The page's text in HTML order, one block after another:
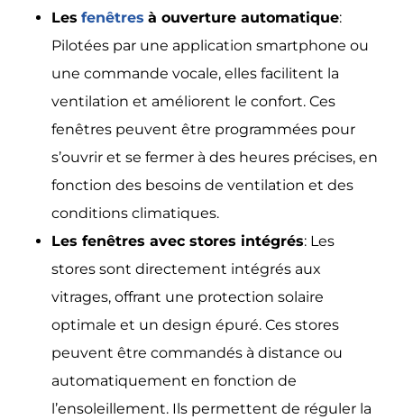
Les fenêtres à ouverture automatique:
Pilotées par une application smartphone ou
une commande vocale, elles facilitent la
ventilation et améliorent le confort. Ces
fenêtres peuvent être programmées pour
s’ouvrir et se fermer à des heures précises, en
fonction des besoins de ventilation et des
conditions climatiques.
Les fenêtres avec stores intégrés: Les
stores sont directement intégrés aux
vitrages, offrant une protection solaire
optimale et un design épuré. Ces stores
peuvent être commandés à distance ou
automatiquement en fonction de
l’ensoleillement. Ils permettent de réguler la